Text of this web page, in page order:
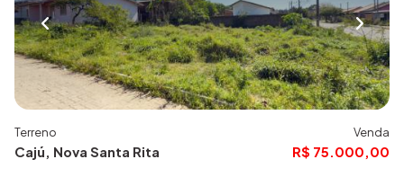
Terreno
Cajú, Nova Santa Rita
Venda
R$ 75.000,00